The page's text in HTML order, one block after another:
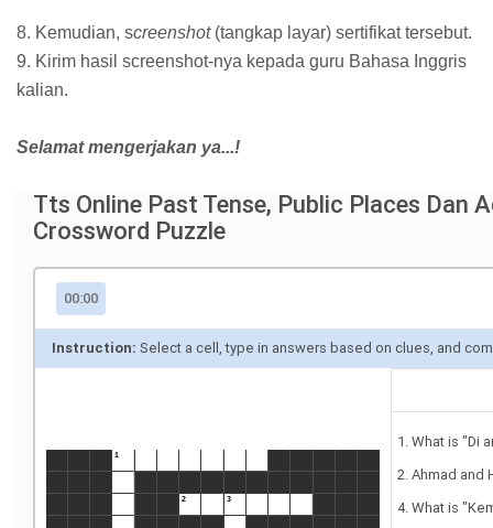
8. Kemudian, screenshot (tangkap layar) sertifikat tersebut.
9. Kirim hasil screenshot-nya kepada guru Bahasa Inggris
kalian.
Selamat mengerjakan ya...!